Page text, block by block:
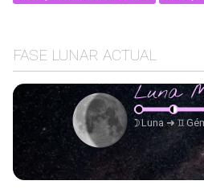
FASE LUNAR ACTUAL
Luna
Luna➜